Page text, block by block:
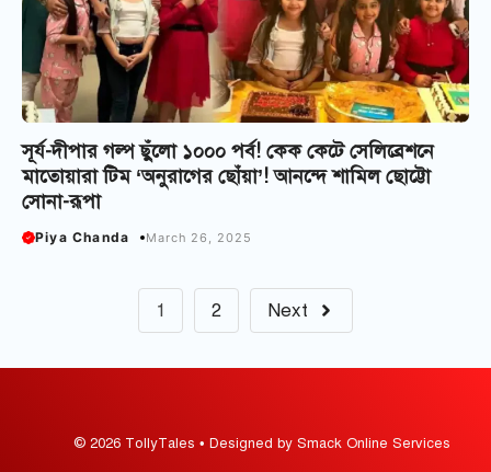
সূর্য-দীপার গল্প ছুঁলো ১০০০ পর্ব! কেক কেটে সেলিব্রেশনে
মাতোয়ারা টিম ‘অনুরাগের ছোঁয়া’! আনন্দে শামিল ছোট্টো
সোনা-রূপা
Piya Chanda March 26, 2025
1 2 Next
© 2026 TollyTales • Designed by Smack Online Services